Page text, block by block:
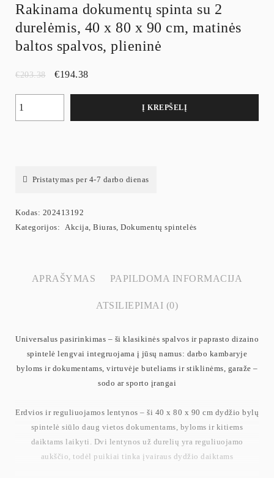
Rakinama dokumentų spinta su 2
durelėmis, 40 x 80 x 90 cm, matinės
baltos spalvos, plieninė
€203.38 €194.38
Į KREPŠELĮ
Pristatymas per 4-7 darbo dienas
Kodas: 202413192
Kategorijos:
Akcija Biuras Dokumentų spintelės
APRAŠYMAS PAPILDOMA INFORMACIJA
ATSILIEPIMAI (0)
Universalus pasirinkimas – ši klasikinės spalvos ir paprasto dizaino
spintelė lengvai integruojama į jūsų namus: darbo kambaryje
byloms ir dokumentams, virtuvėje buteliams ir stiklinėms, garaže –
sodo ar sporto įrangai
Erdvios ir reguliuojamos lentynos – ši 40 x 80 x 90 cm dydžio bylų
spintelė siūlo daug vietos dokumentams, byloms ir kitiems
daiktams laikyti. Dvi lentynos už durelių yra reguliuojamo
aukščio, todėl puikiai tinka įvairaus dydžio daiktams